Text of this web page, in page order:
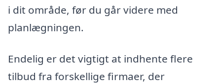
i dit område, før du går videre med
planlægningen.
Endelig er det vigtigt at indhente flere
tilbud fra forskellige firmaer, der